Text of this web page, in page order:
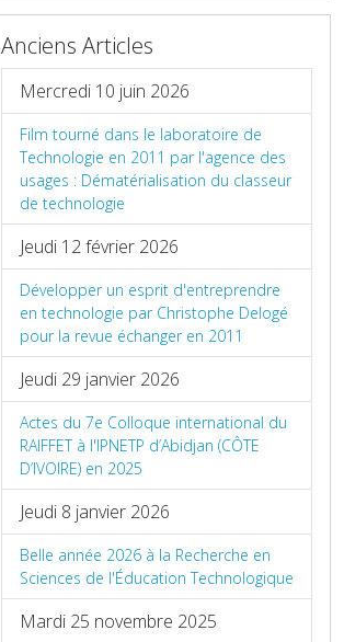
Anciens Articles
Mercredi 10 juin 2026
Film tourné dans le laboratoire de
Technologie en 2011 par l'agence des
usages : Dématérialisation du classeur
de technologie
Jeudi 12 février 2026
Développer un esprit d'entreprendre
en technologie par Christophe Delogé
pour la revue échanger en 2011
Jeudi 29 janvier 2026
Actes du 7e Colloque international du
RAIFFET à l'IPNETP d’Abidjan (CÔTE
D’IVOIRE) en 2025
Jeudi 8 janvier 2026
Belle année 2026 à la Recherche en
Sciences de l'Éducation Technologique
Mardi 25 novembre 2025